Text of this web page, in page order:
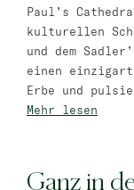
Athen
master Plaka
master Wola
Paul’s
kulturellen
und dem
einen
Erbe und
Mehr lesen
Ganz in